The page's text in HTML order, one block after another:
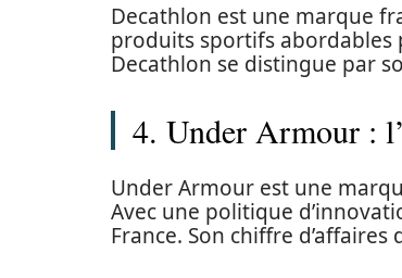
Decathlon est une marque
produits sportifs abordables
Decathlon se distingue par
4. Under Armour :
Under Armour est une
Avec une politique
France. Son chiffre